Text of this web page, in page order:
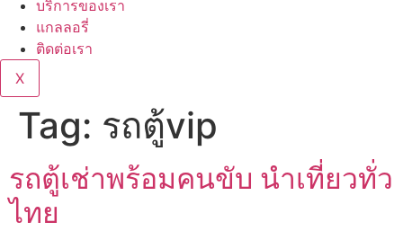
บริการของเรา
แกลลอรี่
ติดต่อเรา
X
Tag: รถตู้vip
รถตู้เช่าพร้อมคนขับ นำเที่ยวทั่ว
ไทย